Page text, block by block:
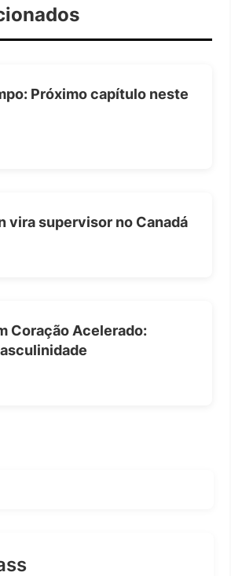
Próximo capítulo neste
vira supervisor no Canadá
Coração Acelerado: